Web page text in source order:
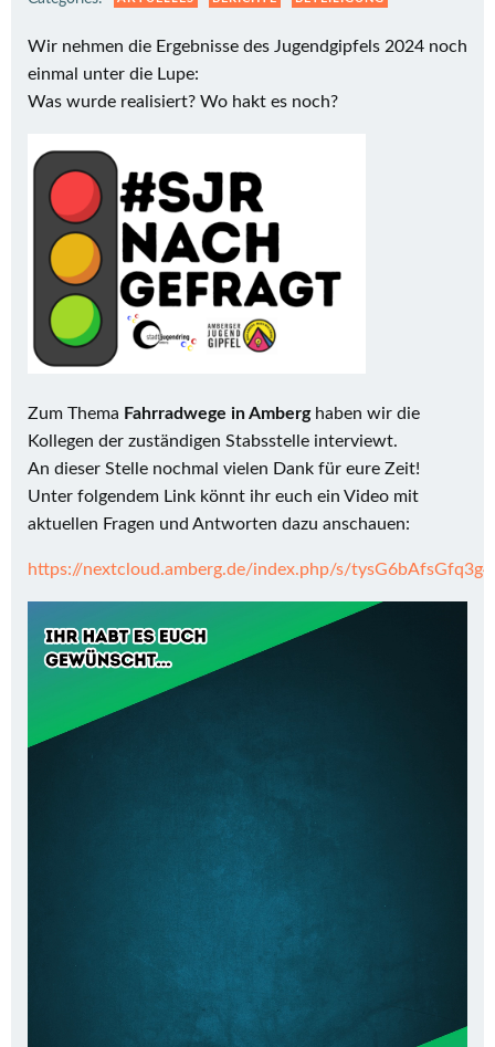
Wir nehmen die Ergebnisse des Jugendgipfels 2024 noch
einmal unter die Lupe:
Was wurde realisiert? Wo hakt es noch?
Zum Thema Fahrradwege in Amberghaben wir die
Kollegen der zuständigen Stabsstelle interviewt.
An dieser Stelle nochmal vielen Dank für eure Zeit!
Unter folgendem Link könnt ihr euch ein Video mit
aktuellen Fragen und Antworten dazu anschauen:
https://nextcloud.amberg.de/index.php/s/tysG6bAfsGfq3g4